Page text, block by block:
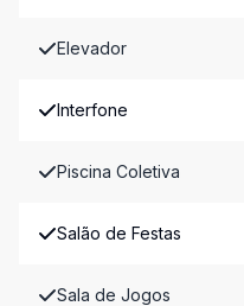
Elevador
Interfone
Piscina Coletiva
Salão de Festas
Sala de Jogos